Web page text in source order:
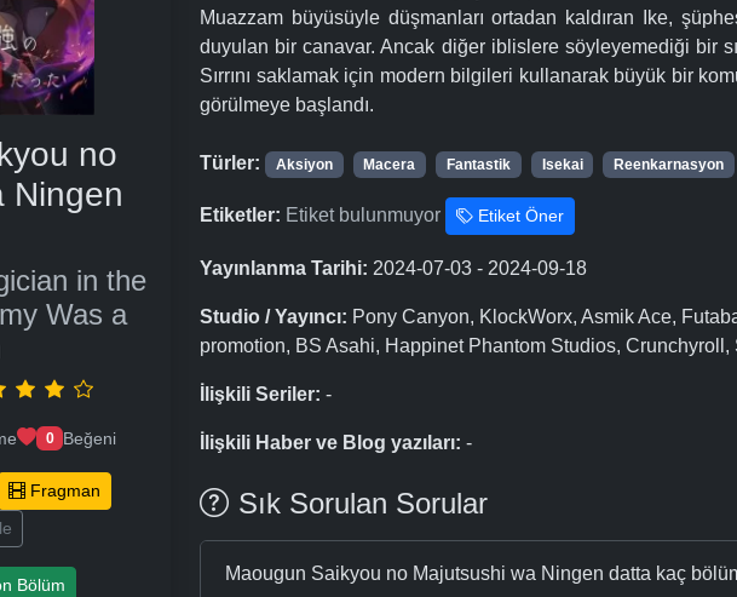
no
Ningen
in the
Was a
0 Beğeni
Fragman
Bölüm
Muazzam büyüsüyle düşmanları ortadan kaldıran Ike,
duyulan bir canavar. Ancak diğer iblislere söyleyemediği bir
Sırrını saklamak için modern bilgileri kullanarak büyük bir
görülmeye başlandı.
Türler: Aksiyon Macera Fantastik Isekai Reenkarnasyon
Etiketler: Etiket bulunmuyor Etiket Öner
Yayınlanma Tarihi: 2024-07-03 - 2024-09-18
Studio / Yayıncı: Pony Canyon, KlockWorx, Asmik Ace,
promotion, BS Asahi, Happinet Phantom Studios, Crunchyroll,
İlişkili Seriler: -
İlişkili Haber ve Blog yazıları: -
Sık Sorulan Sorular
Maougun Saikyou no Majutsushi wa Ningen datta kaç